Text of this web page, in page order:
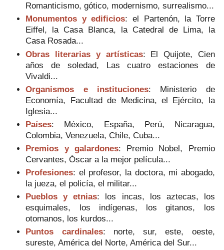
Romanticismo, gótico, modernismo, surrealismo...
Monumentos y edificios: el Partenón, la Torre
Eiffel, la Casa Blanca, la Catedral de Lima, la
Casa Rosada...
Obras literarias y artísticas: El Quijote, Cien
años de soledad, Las cuatro estaciones de
Vivaldi...
Organismos e instituciones: Ministerio de
Economía, Facultad de Medicina, el Ejército, la
Iglesia...
Países: México, España, Perú, Nicaragua,
Colombia, Venezuela, Chile, Cuba...
Premios y galardones: Premio Nobel, Premio
Cervantes, Óscar a la mejor película...
Profesiones: el profesor, la doctora, mi abogado,
la jueza, el policía, el militar...
Pueblos y etnias: los incas, los aztecas, los
esquimales, los indígenas, los gitanos, los
otomanos, los kurdos...
Puntos cardinales: norte, sur, este, oeste,
sureste, América del Norte, América del Sur...